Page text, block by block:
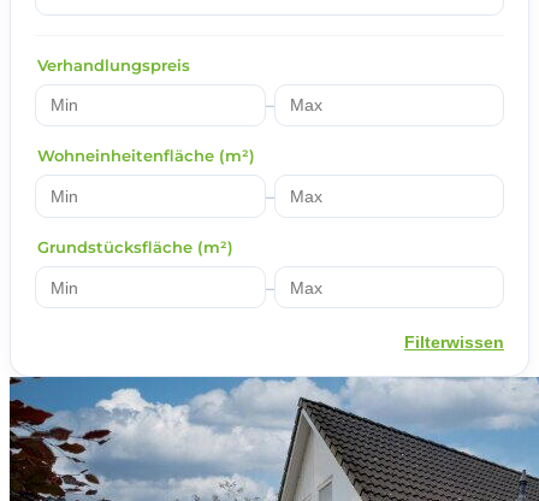
Verhandlungspreis
–
Wohneinheitenfläche (m²)
–
Grundstücksfläche (m²)
–
Filterwissen